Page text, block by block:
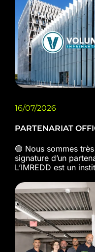
16/07/2026
PARTENARIAT
🟢 Nous sommes
signature d’un
L’IMREDD est un